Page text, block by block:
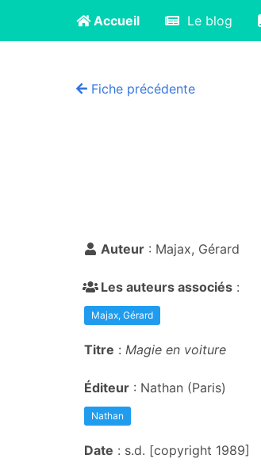
Accueil Le blog
Fiche précédente
Auteur : Majax, Gérard
Les auteurs associés :
Majax, Gérard
Titre : Magie en voiture
Éditeur : Nathan (Paris)
Nathan
Date : s.d. [copyright 1989]